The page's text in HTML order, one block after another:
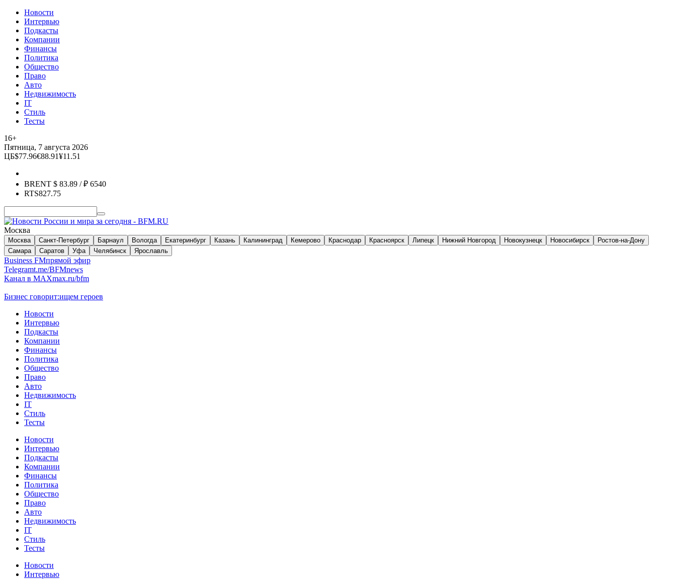
Новости
Интервью
Подкасты
Компании
Финансы
Политика
Общество
Право
Авто
Недвижимость
IT
Стиль
Тесты
16+
Пятница, 7 августа 2026
ЦБ$77.96€88.91¥11.51
BRENT $ 83.89 / ₽ 6540
RTS827.75
Москва
Москва Санкт-Петербург Барнаул Вологда Екатеринбург Казань Калининград Кемерово Краснодар Красноярск Липецк Нижний Новгород Новокузнецк Новосибирск
Ростов-на-Дону
Самара
Саратов Уфа Челябинск Ярославль
Business FMпрямой эфир
Telegramt.me/BFMnews
Канал в MAXmax.ru/bfm
Бизнес говорит:ищем героев
Новости
Интервью
Подкасты
Компании
Финансы
Политика
Общество
Право
Авто
Недвижимость
IT
Стиль
Тесты
Новости
Интервью
Подкасты
Компании
Финансы
Политика
Общество
Право
Авто
Недвижимость
IT
Стиль
Тесты
Новости
Интервью